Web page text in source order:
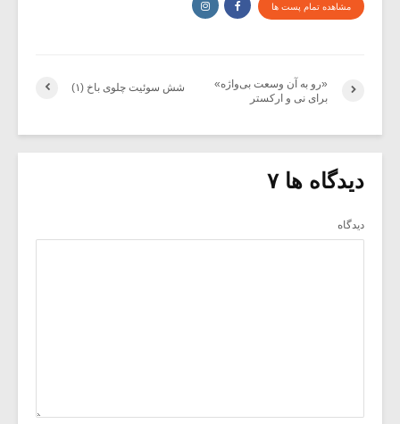
مشاهده تمام پست ها
شش سوئیت چلوی باخ (۱)
«رو به آن وسعت بی‌واژه»
برای نی و ارکستر
دیدگاه ها ۷
دیدگاه